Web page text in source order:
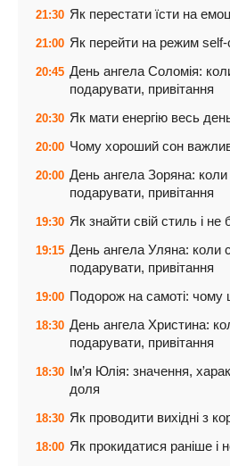
21:30 Як перестати їсти на
21:00 Як перейти на режим self-
20:45 День ангела Соломія:
подарувати, привітання
20:30 Як мати енергію весь
20:00 Чому хороший сон
20:00 День ангела Зоряна:
подарувати, привітання
19:30 Як знайти свій стиль і
19:15 День ангела Уляна: коли
подарувати, привітання
19:00 Подорож на самоті: чому
18:30 День ангела Христина:
подарувати, привітання
18:30 Ім’я Юлія: значення,
доля
18:30 Як проводити вихідні з
18:00 Як прокидатися раніше і